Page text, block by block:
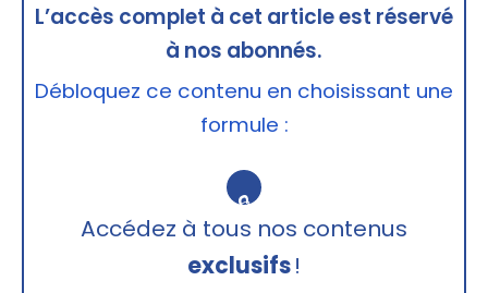
L’accès complet à cet article est réservé
à nos abonnés.
Débloquez ce contenu en choisissant une
formule :
🔒
Accédez à tous nos contenus
exclusifs!